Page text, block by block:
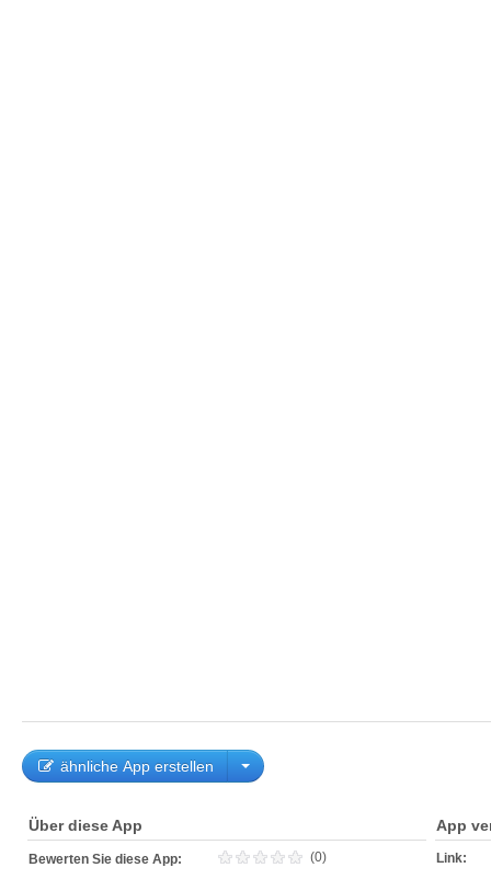
ähnliche App erstellen
Über diese App
Bewerten Sie diese App: (0)
App
Link: